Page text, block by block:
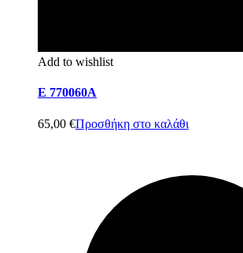
Add to wishlist
E 770060A
65,00 €Προσθήκη στο καλάθι